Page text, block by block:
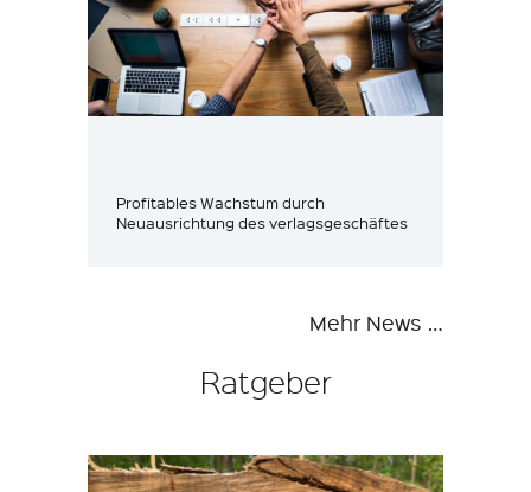
Profitables Wachstum durch
Neuausrichtung des verlagsgeschäftes
Mehr News …
Ratgeber